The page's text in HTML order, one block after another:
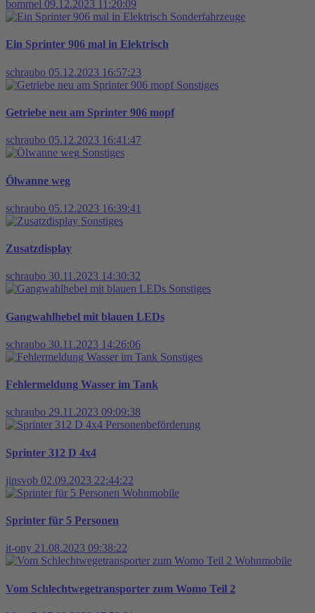
bommel 09.12.2023 11:20:09
Sonderfahrzeuge
Ein Sprinter 906 mal in Elektrisch
schraubo 05.12.2023 16:57:23
Sonstiges
Getriebe neu am Sprinter 906 mopf
schraubo 05.12.2023 16:41:47
Sonstiges
Ölwanne weg
schraubo 05.12.2023 16:39:41
Sonstiges
Zusatzdisplay
schraubo 30.11.2023 14:30:32
Sonstiges
Gangwahlhebel mit blauen LEDs
schraubo 30.11.2023 14:26:06
Sonstiges
Fehlermeldung Wasser im Tank
schraubo 29.11.2023 09:09:38
Personenbeförderung
Sprinter 312 D 4x4
jinsvob 02.09.2023 22:44:22
Wohnmobile
Sprinter für 5 Personen
it-ony 21.08.2023 09:38:22
Wohnmobile
Vom Schlechtwegetransporter zum Womo Teil 2